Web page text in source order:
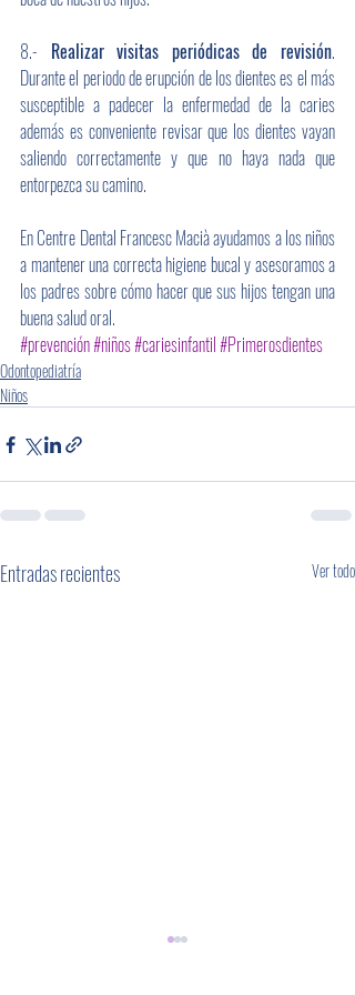
8.- Realizar visitas periódicas de revisión.
Durante el periodo de erupción de los dientes es el más
susceptible a padecer la enfermedad de la caries
además es conveniente revisar que los dientes vayan
saliendo correctamente y que no haya nada que
entorpezca su camino.
En Centre Dental Francesc Macià ayudamos a los niños
a mantener una correcta higiene bucal y asesoramos a
los padres sobre cómo hacer que sus hijos tengan una
buena salud oral.
#prevención#niños#cariesinfantil#Primerosdientes
Odontopediatría
Niños
Entradas recientes Ver todo